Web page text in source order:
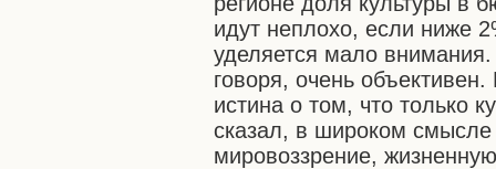
идут неплохо, если ниже
уделяется мало внимания.
говоря, очень
истина о том, что только
сказал, в широком
мировоззрение,